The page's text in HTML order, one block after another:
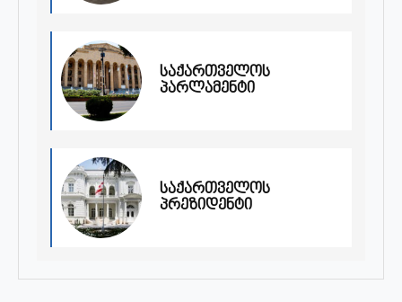
საქართველოს
პარლამენტი
საქართველოს
პრეზიდენტი